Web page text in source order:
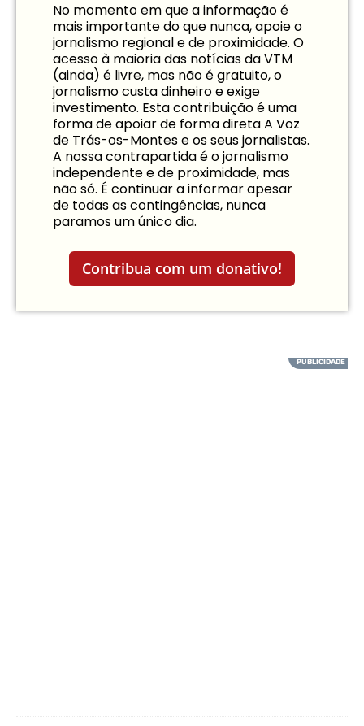
No momento em que a informação é
mais importante do que nunca, apoie o
jornalismo regional e de proximidade. O
acesso à maioria das notícias da VTM
(ainda) é livre, mas não é gratuito, o
jornalismo custa dinheiro e exige
investimento. Esta contribuição é uma
forma de apoiar de forma direta A Voz
de Trás-os-Montes e os seus jornalistas.
A nossa contrapartida é o jornalismo
independente e de proximidade, mas
não só. É continuar a informar apesar
de todas as contingências, nunca
paramos um único dia.
Contribua com um donativo!